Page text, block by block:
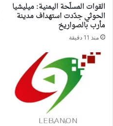
القوات المسلّحة اليمنية: ميليشيا
الحوثي جدّدت استهداف مدينة
مأرب بالصواريخ
منذ 11 دقيقة